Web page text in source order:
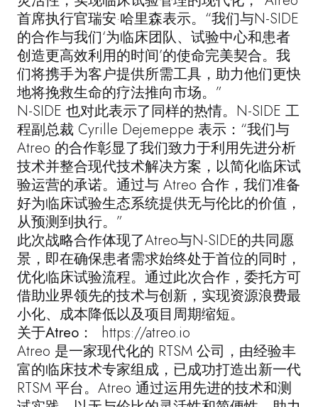
首席执行官瑞安·哈里森表示。“我们与N-SIDE
的合作与我们‘为临床团队、试验中心和患者
创造更高效利用的时间’的使命完美契合。我
们将携手为客户提供所需工具，助力他们更快
地将挽救生命的疗法推向市场。”
N-SIDE 也对此表示了同样的热情。N-SIDE 工
程副总裁 Cyrille Dejemeppe 表示：“我们与
Atreo 的合作彰显了我们致力于利用先进分析
技术并整合现代技术解决方案，以简化临床试
验运营的承诺。通过与 Atreo 合作，我们准备
好为临床试验生态系统提供无与伦比的价值，
从预测到执行。”
此次战略合作体现了Atreo与N-SIDE的共同愿
景，即在确保患者需求始终处于首位的同时，
优化临床试验流程。通过此次合作，委托方可
借助业界领先的技术与创新，实现资源浪费最
小化、成本降低以及项目周期缩短。
关于Atreo： https://atreo.io
Atreo 是一家现代化的 RTSM 公司，由经验丰
富的临床技术专家组成，已成功打造出新一代
RTSM 平台。Atreo 通过运用先进的技术和测